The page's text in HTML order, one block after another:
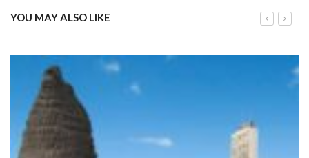
YOU MAY ALSO LIKE